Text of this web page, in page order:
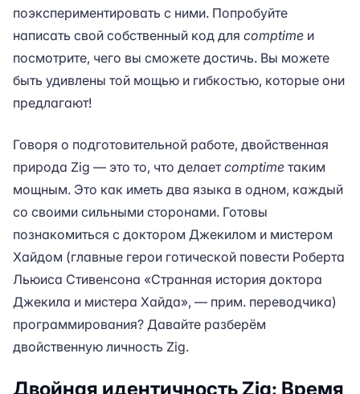
поэкспериментировать с ними. Попробуйте
написать свой собственный код для comptime и
посмотрите, чего вы сможете достичь. Вы можете
быть удивлены той мощью и гибкостью, которые они
предлагают!
Говоря о подготовительной работе, двойственная
природа Zig — это то, что делаетcomptime таким
мощным. Это как иметь два языка в одном, каждый
со своими сильными сторонами. Готовы
познакомиться с доктором Джекилом и мистером
Хайдом (главные герои готической повести Роберта
Льюиса Стивенсона «Странная история доктора
Джекила и мистера Хайда», — прим. переводчика)
программирования? Давайте разберём
двойственную личность Zig.
Двойная идентичность Zig: Время